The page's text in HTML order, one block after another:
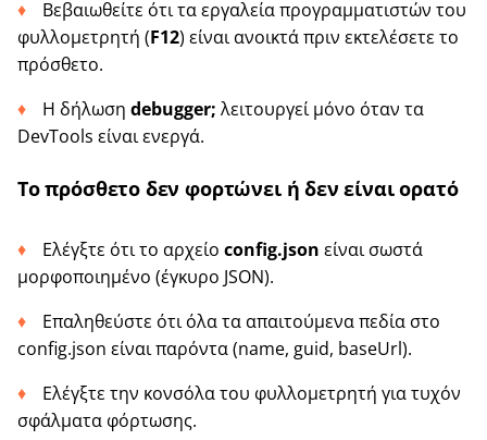
Βεβαιωθείτε ότι τα εργαλεία προγραμματιστών του
φυλλομετρητή (F12) είναι ανοικτά πριν εκτελέσετε το
πρόσθετο.
Η δήλωση debugger; λειτουργεί μόνο όταν τα
DevTools είναι ενεργά.
Το πρόσθετο δεν φορτώνει ή δεν είναι ορατό
Ελέγξτε ότι το αρχείο config.json είναι σωστά
μορφοποιημένο (έγκυρο JSON).
Επαληθεύστε ότι όλα τα απαιτούμενα πεδία στο
config.json είναι παρόντα (name, guid, baseUrl).
Ελέγξτε την κονσόλα του φυλλομετρητή για τυχόν
σφάλματα φόρτωσης.